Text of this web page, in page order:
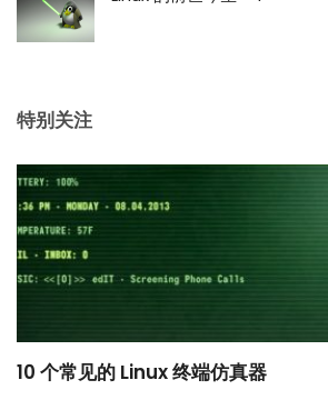
特别关注
10 个常见的 Linux 终端仿真器